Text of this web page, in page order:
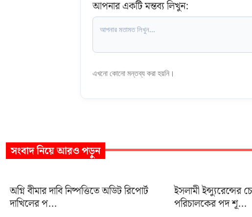
আপনার একটি মন্তব্য লিখুন:
এখনো কোনো মন্তব্য করা হয়নি।
সংবাদনিয়ে আরও পড়ুন
অগ্নি বীমার দাবি নিষ্পত্তিতে অডিট রিপোর্ট
দাখিলের প...
ইসলামী ইন্স্যুরেন্সের
পরিচালকের পদ শূ...